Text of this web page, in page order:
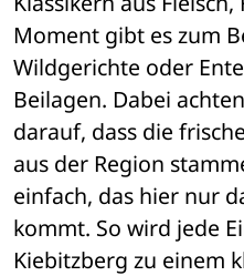
Moment gibt es zum
Wildgerichte oder
Beilagen. Dabei
darauf, dass die
aus der Region
einfach, das hier nur
kommt. So wird jede
Kiebitzberg zu einem